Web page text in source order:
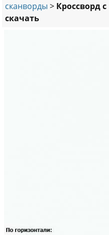
сканворды > Кроссворд
скачать